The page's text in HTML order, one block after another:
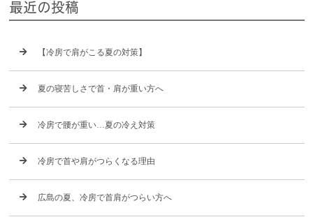
最近の投稿
【冷房で肩がこる夏の対策】
夏の寝苦しさで首・肩が重い方へ
冷房で腰が重い…夏の冷え対策
冷房で首や肩がつらくなる理由
広島の夏、冷房で首肩がつらい方へ